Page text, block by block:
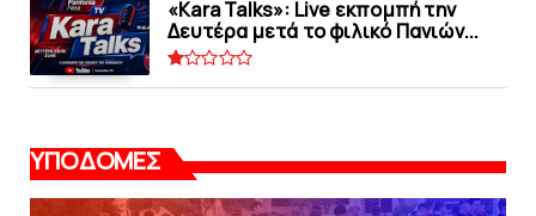
«Kara Talks»: Live εκπομπή την
Δευτέρα μετά το φιλικό Πανιών...
ΥΠΟΔΟΜΕΣ